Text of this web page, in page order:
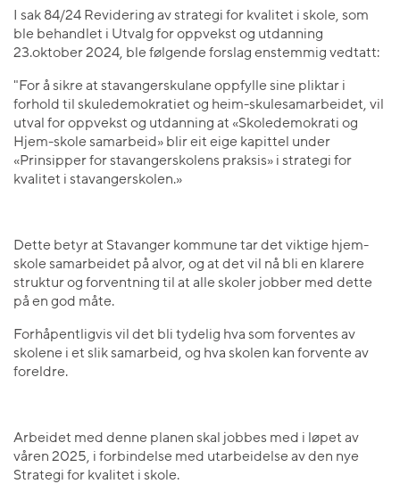
I sak 84/24 Revidering av strategi for kvalitet i skole, som
ble behandlet i Utvalg for oppvekst og utdanning
23.oktober 2024, ble følgende forslag enstemmig vedtatt:
"For å sikre at stavangerskulane oppfylle sine pliktar i
forhold til skuledemokratiet og heim-skulesamarbeidet, vil
utval for oppvekst og utdanning at «Skoledemokrati og
Hjem-skole samarbeid» blir eit eige kapittel under
«Prinsipper for stavangerskolens praksis» i strategi for
kvalitet i stavangerskolen.»
Dette betyr at Stavanger kommune tar det viktige hjem-
skole samarbeidet på alvor, og at det vil nå bli en klarere
struktur og forventning til at alle skoler jobber med dette
på en god måte.
Forhåpentligvis vil det bli tydelig hva som forventes av
skolene i et slik samarbeid, og hva skolen kan forvente av
foreldre.
Arbeidet med denne planen skal jobbes med i løpet av
våren 2025, i forbindelse med utarbeidelse av den nye
Strategi for kvalitet i skole.